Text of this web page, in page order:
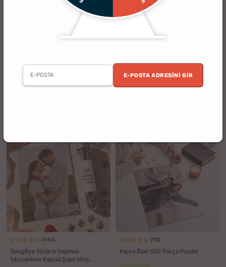
E-POSTA ADRESINI GIR
Flipbox
5 al 4 öde
(446)
Sevgiliye Sürpriz Yapmak
İsteyenlere Kapsül Şişeli Mini
(92)
Kişiye Özel 500 Parça Puzzle